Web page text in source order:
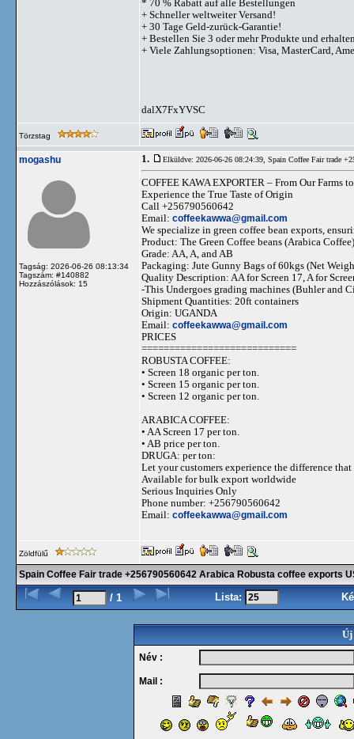
* 70 % Rabatt auf alle Bestellungen
+ Schneller weltweiter Versand!
+ 30 Tage Geld-zurück-Garantie!
+ Bestellen Sie 3 oder mehr Produkte und
+ Viele Zahlungsoptionen: Visa, MasterCard,
dalX7FxYVSC
Törzstag
mogashu
Tagság: 2026-06-26 08:13:34
Tagszám: #140882
Hozzászólások: 15
1. Elküldve: 2026-06-26 08:24:39, Spain Coffee Fair trade
COFFEE KAWA EXPORTER – From Our Farms
Experience the True Taste of Origin
Call +256790560642
Email: coffeekawwa@gmail.com
We specialize in green coffee bean exports,
Product: The Green Coffee beans (Arabica Coffee)
Grade: AA, A, and AB
Packaging: Jute Gunny Bags of 60kgs (Net
Quality Description: AA for Screen 17, A for
-This Undergoes grading machines (Buhler and
Shipment Quantities: 20ft containers
Origin: UGANDA
Email: coffeekawwa@gmail.com
PRICES
============================
ROBUSTA COFFEE:
•⁠ ⁠Screen 18 organic per ton.
•⁠ ⁠Screen 15 organic per ton.
•⁠ ⁠Screen 12 organic per ton.
ARABICA COFFEE:
•⁠ ⁠AA Screen 17 per ton.
•⁠ ⁠AB price per ton.
DRUGA: per ton:
Let your customers experience the difference
Available for bulk export worldwide
Serious Inquiries Only
Phone number: +256790560642
Email: coffeekawwa@gmail.com
Zöldfülű
Spain Coffee Fair trade +256790560642 Arabica Robusta coffee exports
/ 1 Lista:
Új
Név :
Mail :